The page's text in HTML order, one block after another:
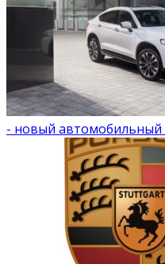
- новый автомобильный